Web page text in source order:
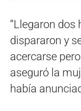
“Llegaron dos
dispararon y
acercarse
aseguró la
había